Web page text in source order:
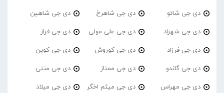
دی جی شائو دی جی شاهرخ دی جی شاهین
دی جی شهراد دی جی علی مولی دی جی فراز
دی جی فرزاد دی جی کوروش دی جی کوین
دی جی گاندو دی جی ممتاز دی جی منتی
دی جی مهراس دی جی میثم اخگر دی جی میلاد